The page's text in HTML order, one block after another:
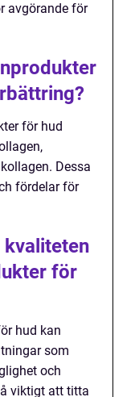
avgörande för
för hud
Dessa
fördelar för
kvaliteten
för
hud kan
som
och
viktigt att titta